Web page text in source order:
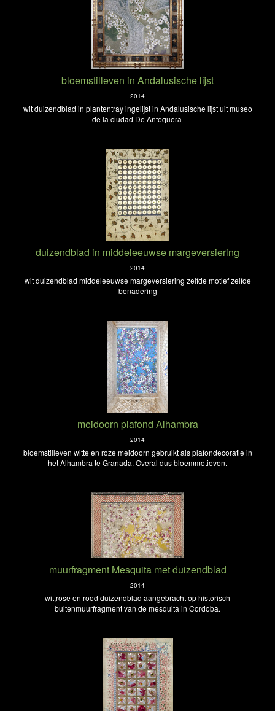
bloemstilleven in Andalusische lijst
2014
wit duizendblad in plantentray ingelijst in Andalusische lijst uit museo
de la ciudad De Antequera
duizendblad in middeleeuwse margeversiering
2014
wit duizendblad middeleeuwse margeversiering zelfde motief zelfde
benadering
meidoorn plafond Alhambra
2014
bloemstilleven witte en roze meidoorn gebruikt als plafondecoratie in
het Alhambra te Granada. Overal dus bloemmotieven.
muurfragment Mesquita met duizendblad
2014
wit,rose en rood duizendblad aangebracht op historisch
buitenmuurfragment van de mesquita in Cordoba.